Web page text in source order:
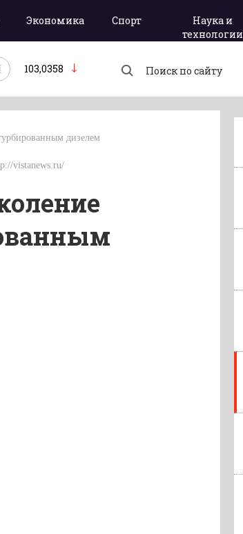
Экономика Спорт
Наука и
технологии
103,0358
дизелем
vistanews.ru/